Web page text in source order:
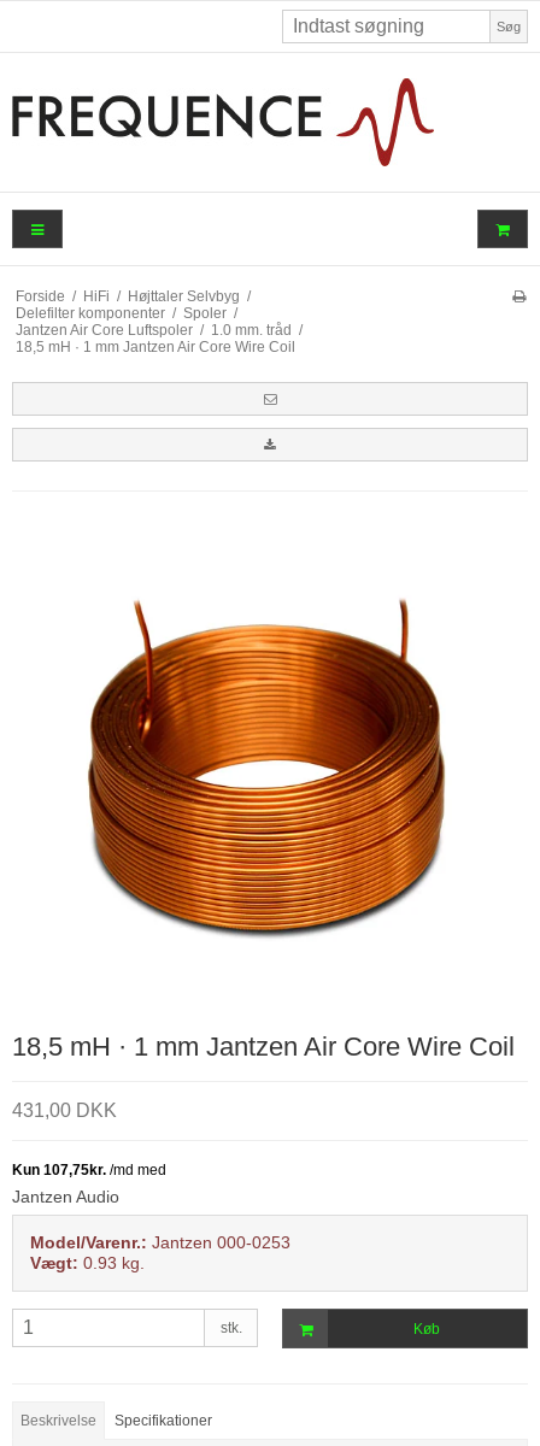
Søg
Forside / HiFi / Højttaler Selvbyg /
Delefilter komponenter / Spoler /
Jantzen Air Core Luftspoler / 1.0 mm. tråd /
18,5 mH · 1 mm Jantzen Air Core Wire Coil
18,5 mH · 1 mm Jantzen Air Core Wire Coil
431,00 DKK
Jantzen Audio
Model/Varenr.: Jantzen 000-0253
Vægt: 0.93 kg.
stk. Køb
Beskrivelse Specifikationer